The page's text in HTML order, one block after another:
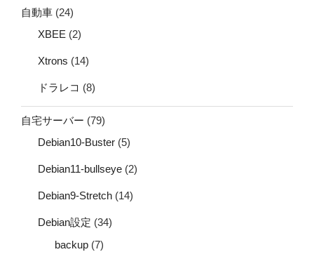
自動車 (24)
XBEE (2)
Xtrons (14)
ドラレコ (8)
自宅サーバー (79)
Debian10-Buster (5)
Debian11-bullseye (2)
Debian9-Stretch (14)
Debian設定 (34)
backup (7)